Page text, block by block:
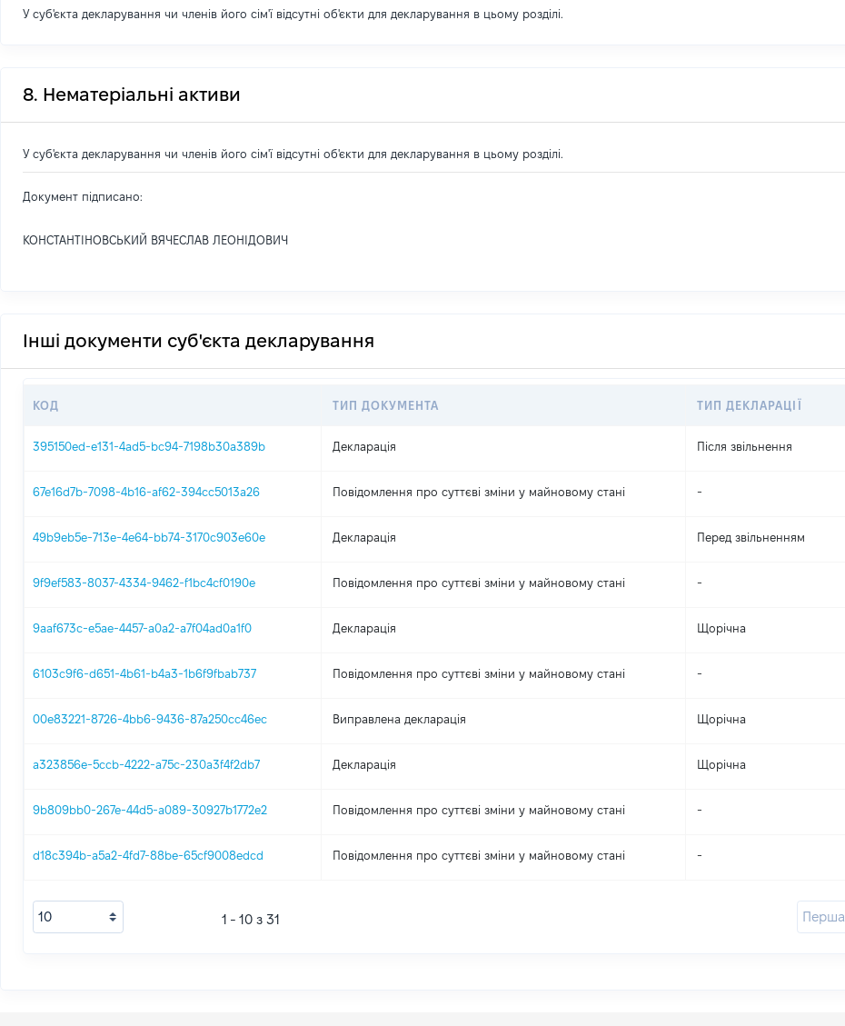
У суб'єкта декларування чи членів його сім'ї відсутні об'єкти для декларування в цьому розділі.
8. Нематеріальні активи
У суб'єкта декларування чи членів його сім'ї відсутні об'єкти для декларування в цьому розділі.
Документ підписано:
КОНСТАНТІНОВСЬКИЙ ВЯЧЕСЛАВ ЛЕОНІДОВИЧ
Інші документи суб'єкта декларування
КОД ТИП ДОКУМЕНТА ТИП ДЕКЛАРАЦІЇ
395150ed-e131-4ad5-bc94-7198b30a389b Декларація Після звільнення
67e16d7b-7098-4b16-af62-394cc5013a26 Повідомлення про суттєві зміни y майновому стані -
49b9eb5e-713e-4e64-bb74-3170c903e60e Декларація Перед звільненням
9f9ef583-8037-4334-9462-f1bc4cf0190e Повідомлення про суттєві зміни y майновому стані -
9aaf673c-e5ae-4457-a0a2-a7f04ad0a1f0 Декларація Щорічна
6103c9f6-d651-4b61-b4a3-1b6f9fbab737 Повідомлення про суттєві зміни y майновому стані -
00e83221-8726-4bb6-9436-87a250cc46ec Виправлена декларація Щорічна
a323856e-5ccb-4222-a75c-230a3f4f2db7 Декларація Щорічна
9b809bb0-267e-44d5-a089-30927b1772e2 Повідомлення про суттєві зміни y майновому стані -
d18c394b-a5a2-4fd7-88be-65cf9008edcd Повідомлення про суттєві зміни y майновому стані -
1 - 10 з 31 Перша